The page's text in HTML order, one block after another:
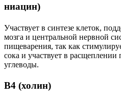
ниацин)
Участвует в синтезе клеток,
мозга и центральной нервной
пищеварения, так как
сока и участвует в
углеводы.
В4 (холин)